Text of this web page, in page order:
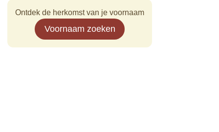
Ontdek de herkomst van je voornaam
Voornaam zoeken